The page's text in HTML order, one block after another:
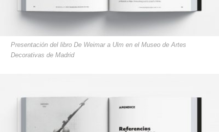
Presentación del libro De Weimar a Ulm en el Museo de Artes
Decorativas de Madrid